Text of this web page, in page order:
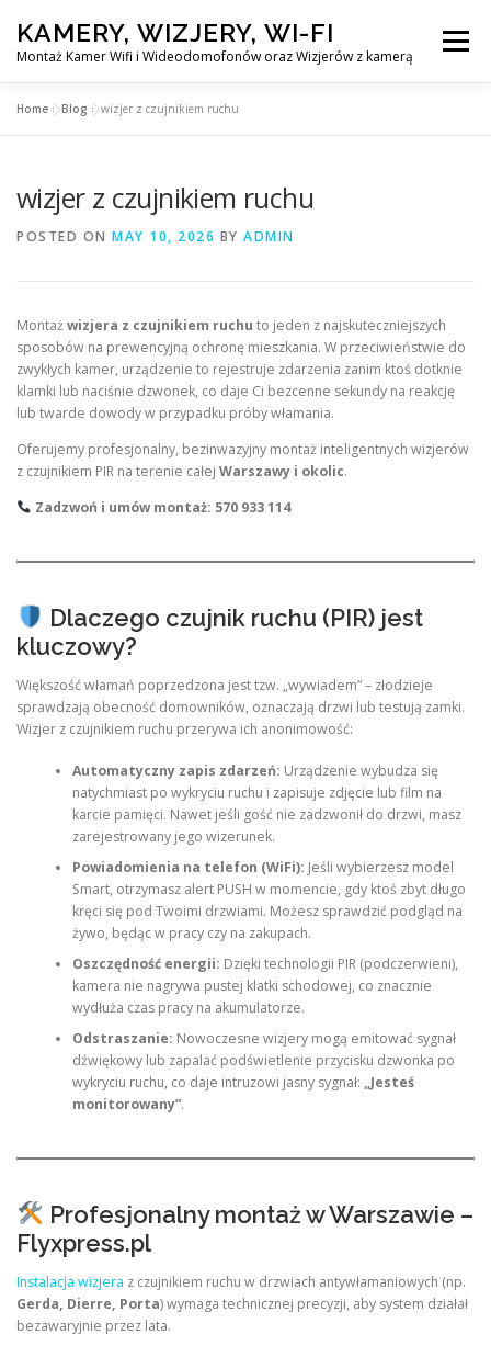
content
KAMERY, WIZJERY, WI-FI
Montaż Kamer Wifi i Wideodomofonów oraz Wizjerów z kamerą
Menu
MONTAŻ WIDEDOMOFONÓW
KONTAKT
EN
Home »Blog »wizjer z czujnikiem ruchu
wizjer z czujnikiem ruchu
POSTED ON MAY 10, 2026 BY ADMIN
Montażwizjera z czujnikiem ruchu to jeden z najskuteczniejszych
sposobów na prewencyjną ochronę mieszkania. W przeciwieństwie do
zwykłych kamer, urządzenie to rejestruje zdarzenia zanim ktoś dotknie
klamki lub naciśnie dzwonek, co daje Ci bezcenne sekundy na reakcję
lub twarde dowody w przypadku próby włamania.
Oferujemy profesjonalny, bezinwazyjny montaż inteligentnych wizjerów
z czujnikiem PIR na terenie całej Warszawy i okolic.
Zadzwoń i umów montaż: 570 933 114
Dlaczego czujnik ruchu (PIR) jest
kluczowy?
Większość włamań poprzedzona jest tzw. „wywiadem” – złodzieje
sprawdzają obecność domowników, oznaczają drzwi lub testują zamki.
Wizjer z czujnikiem ruchu przerywa ich anonimowość:
Automatyczny zapis zdarzeń: Urządzenie wybudza się
natychmiast po wykryciu ruchu i zapisuje zdjęcie lub film na
karcie pamięci. Nawet jeśli gość nie zadzwonił do drzwi, masz
zarejestrowany jego wizerunek.
Powiadomienia na telefon (WiFi): Jeśli wybierzesz model
Smart, otrzymasz alert PUSH w momencie, gdy ktoś zbyt długo
kręci się pod Twoimi drzwiami. Możesz sprawdzić podgląd na
żywo, będąc w pracy czy na zakupach.
Oszczędność energii: Dzięki technologii PIR (podczerwieni),
kamera nie nagrywa pustej klatki schodowej, co znacznie
wydłuża czas pracy na akumulatorze.
Odstraszanie: Nowoczesne wizjery mogą emitować sygnał
dźwiękowy lub zapalać podświetlenie przycisku dzwonka po
wykryciu ruchu, co daje intruzowi jasny sygnał: „Jesteś
monitorowany”.
Profesjonalny montaż w Warszawie –
Flyxpress.pl
Instalacja wizjera z czujnikiem ruchu w drzwiach antywłamaniowych (np.
Gerda, Dierre, Porta) wymaga technicznej precyzji, aby system działał
bezawaryjnie przez lata.